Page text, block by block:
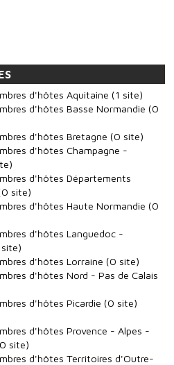
d'hôtes Aquitaine (1 site)
d'hôtes Basse Normandie (0
d'hôtes Bretagne (0 site)
d'hôtes Champagne -
d'hôtes Départements
site)
d'hôtes Haute Normandie (0
d'hôtes Languedoc -
d'hôtes Lorraine (0 site)
d'hôtes Nord - Pas de Calais
d'hôtes Picardie (0 site)
d'hôtes Provence - Alpes -
site)
d'hôtes Territoires d'Outre-